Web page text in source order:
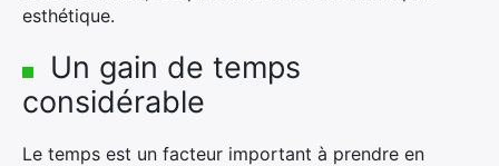
esthétique.
Un gain de temps
considérable
Le temps est un facteur important à prendre en